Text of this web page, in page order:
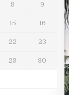
8 9
15 16
22 23
29 30